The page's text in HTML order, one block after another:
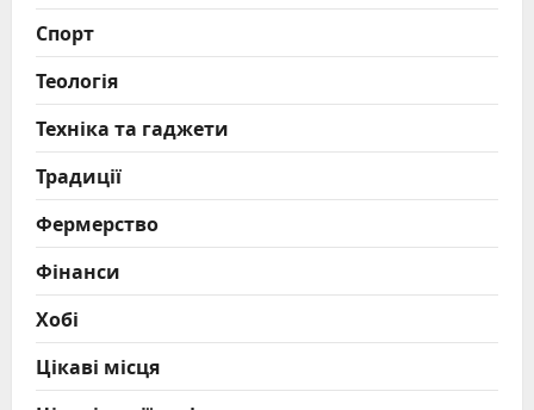
Спорт
Теологія
Техніка та гаджети
Традиції
Фермерство
Фінанси
Хобі
Цікаві місця